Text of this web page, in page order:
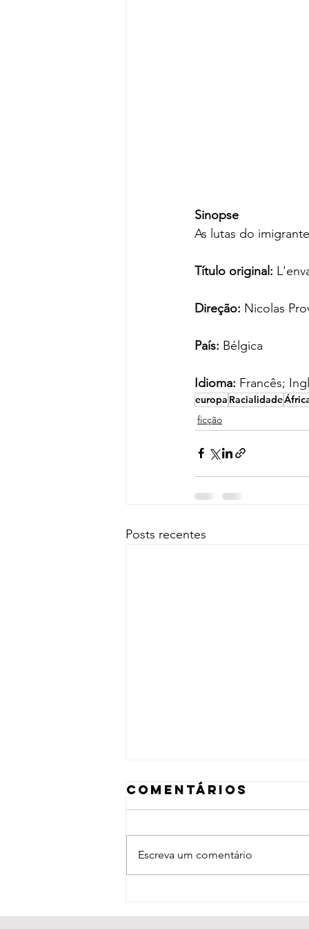
Sinopse
As lutas do
Título original:
Direção: Nicolas
País: Bélgica
Idioma: Francês;
europa Racialidade
ficção
Posts recentes
Comentários
Escreva um comentário